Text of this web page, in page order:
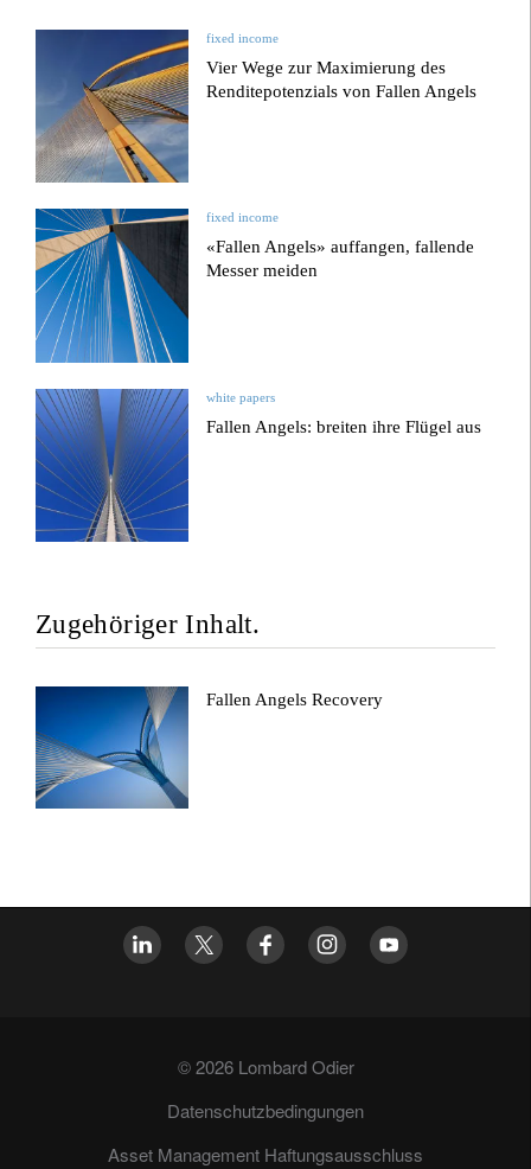
fixed income
Vier Wege zur Maximierung des
Renditepotenzials von Fallen Angels
fixed income
«Fallen Angels» auffangen, fallende
Messer meiden
white papers
Fallen Angels: breiten ihre Flügel aus
Zugehöriger Inhalt.
Fallen Angels Recovery
© 2026 Lombard Odier
Datenschutzbedingungen
Asset Management Haftungsausschluss